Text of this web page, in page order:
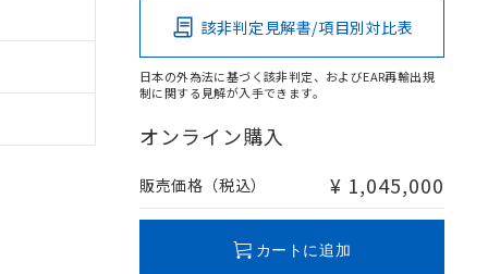
該非判定見解書/項目別対比表
日本の外為法に基づく該非判定、およびEAR再輸出規
制に関する見解が入手できます。
オンライン購入
販売価格（税込） ¥ 1,045,000
カートに追加